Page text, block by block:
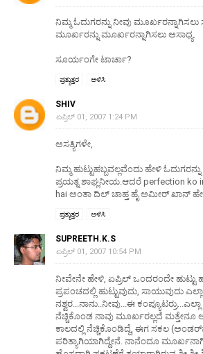
ನಿಮ್ಮ ಓದುಗರನ್ನು ನೀವು ಮೂರ್ಖರನ್ನಾಗಿಸಲು
ಮೂರ್ಖರನ್ನು ಮೂರ್ಖರನ್ನಾಗಿಸಲು ಅಸಾಧ್ಯ.
ಸೂರ್ಯಂಗೇ ಟಾರ್ಚಾ?
ಪ್ರತ್ಯುತ್ತರ ಅಳಿಸಿ
SHIV
ಏಪ್ರಿಲ್ 01, 2007 1:24 PM
ಅಸತ್ಯಿಗಳೇ,
ನಿಮ್ಮ ಹುಟ್ಟುಹಬ್ಬವಲ್ಲವೆಂದು ಹೇಳಿ
ಪ್ರಯತ್ನ ಶಾಘ್ಲನೀಯ.ಆದರೆ perfection ko
hai ಅಂತಾ ದಿಲ್ ಚಾಹ್ತ ಹೈ ಅಮೀರ್ ಖಾನ್
ಪ್ರತ್ಯುತ್ತರ ಅಳಿಸಿ
SUPREETH.K.S
ಏಪ್ರಿಲ್ 01, 2007 10:54 PM
ನೀವೇನೇ ಹೇಳಿ, ಏಪ್ರಿಲ್ ಒಂದರಂದೇ ಹುಟ್ಟು
ಪ್ರಪಂಚದಲ್ಲಿ ಹುಟ್ಟುವುದು, ಸಾಯುವುದು
ನಶ್ವರ...ನಾನು..ನೀವು...ಈ ಕಂಪ್ಯೂಟರ್ರು...ಎಲ್ಲಾ
ನೆಚ್ಚಿಕೊಂಡ ನಾವು ಮೂರ್ಖರಲ್ಲದೆ ಮತ್ತೇನೂ
ಕಾಲದಲ್ಲಿ ನೆಚ್ಚಿಕೊಂಡಿದ್ದೆ, ಈಗ ಸಕಲ
ಪರಿತ್ಯಾಗಿಯಾಗಿದ್ದೇನೆ. ನಾನೆಂದೂ